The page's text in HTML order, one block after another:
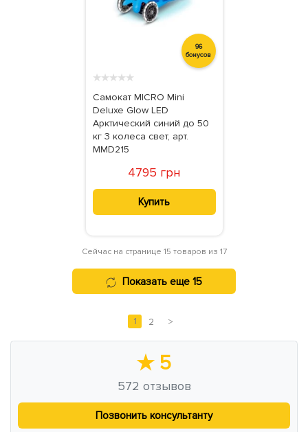
96
бонусов
★★★★★
Самокат MICRO Mini
Deluxe Glow LED
Арктический синий до 50
кг 3 колеса свет, арт.
MMD215
4795 грн
Купить
Сейчас на странице 15 товаров из 17
Показать еще 15
1 2 >
★ 5
572 отзывов
Позвонить консультанту